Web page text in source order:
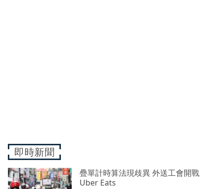
即時新聞
疊單計時算法現歧異 外送工會開戰
Uber Eats